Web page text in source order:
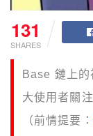
131
SHARES
Base 鏈上
大使用者關
（前情提要：